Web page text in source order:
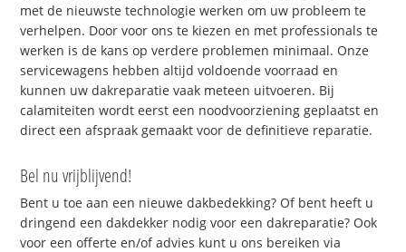
met de nieuwste technologie werken om uw probleem te
verhelpen. Door voor ons te kiezen en met professionals te
werken is de kans op verdere problemen minimaal. Onze
servicewagens hebben altijd voldoende voorraad en
kunnen uw dakreparatie vaak meteen uitvoeren. Bij
calamiteiten wordt eerst een noodvoorziening geplaatst en
direct een afspraak gemaakt voor de definitieve reparatie.
Bel nu vrijblijvend!
Bent u toe aan een nieuwe dakbedekking? Of bent heeft u
dringend een dakdekker nodig voor een dakreparatie? Ook
voor een offerte en/of advies kunt u ons bereiken via